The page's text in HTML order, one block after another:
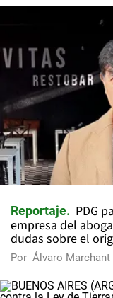
Reportaje
PDG
empresa del
dudas sobre el
Por Álvaro Marchant